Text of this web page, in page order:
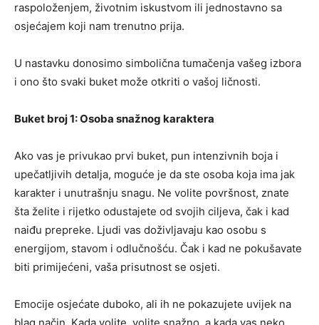
raspoloženjem, životnim iskustvom ili jednostavno sa
osjećajem koji nam trenutno prija.
U nastavku donosimo simbolična tumačenja vašeg izbora
i ono što svaki buket može otkriti o vašoj ličnosti.
Buket broj 1: Osoba snažnog karaktera
Ako vas je privukao prvi buket, pun intenzivnih boja i
upečatljivih detalja, moguće je da ste osoba koja ima jak
karakter i unutrašnju snagu. Ne volite površnost, znate
šta želite i rijetko odustajete od svojih ciljeva, čak i kad
naiđu prepreke. Ljudi vas doživljavaju kao osobu s
energijom, stavom i odlučnošću. Čak i kad ne pokušavate
biti primijećeni, vaša prisutnost se osjeti.
Emocije osjećate duboko, ali ih ne pokazujete uvijek na
blag način. Kada volite, volite snažno, a kada vas neko